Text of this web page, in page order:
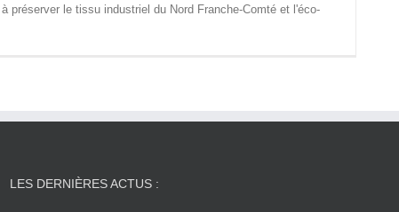
préserver le tissu industriel du Nord Franche-Comté et l'éco-
LES DERNIÈRES ACTUS :